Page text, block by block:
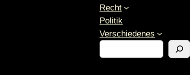
Recht
Politik
Verschiedenes
S
u